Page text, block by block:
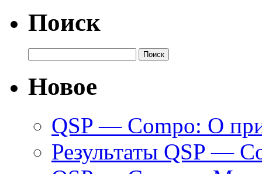
Поиск
Новое
QSP — Compo: О
Результаты QSP —